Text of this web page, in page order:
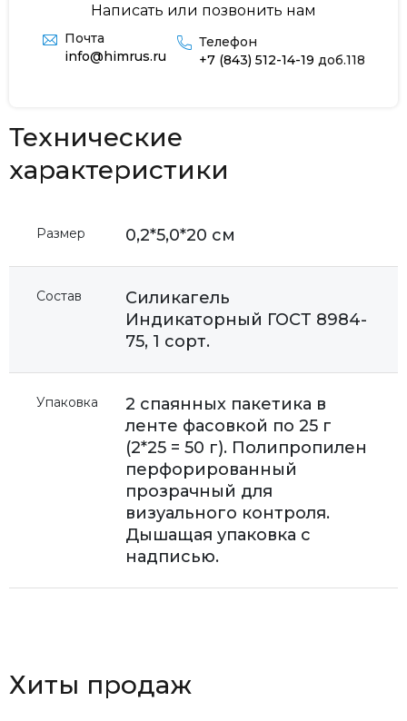
Написать или позвонить нам
Почта
info@himrus.ru
Телефон
+7 (843) 512-14-19 доб.118
Технические
характеристики
Размер 0,2*5,0*20 см
Состав
Силикагель
Индикаторный ГОСТ 8984-
75, 1 сорт.
Упаковка
2 спаянных пакетика в
ленте фасовкой по 25 г
(2*25 = 50 г). Полипропилен
перфорированный
прозрачный для
визуального контроля.
Дышащая упаковка с
надписью.
Хиты продаж